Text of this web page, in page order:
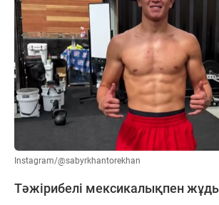
Instagram/@sabyrkhantorekhan
Тәжірибелі мексикалықпен